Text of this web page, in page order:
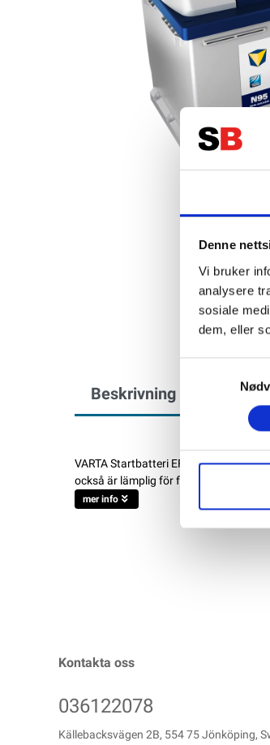
Denne
Vi bruker
analysere
sosiale
dem, eller
Beskrivning
VARTA Startbatteri EFB Start-Stop
också är lämplig för fordon med Start-
mer info
Kontakta oss
036122078
Källebacksvägen 2B, 554 75 Jönköping,